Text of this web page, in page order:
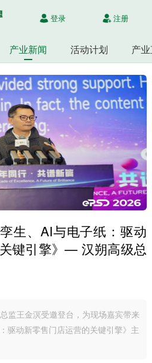
登录 注册
产业新闻 活动计划 产
生、AI与电子纸：驱动
键引擎》— 汉朔高级总
监王金溟受邀登台，为现场嘉宾带来
驱动新零售门店运营的关键引擎》主